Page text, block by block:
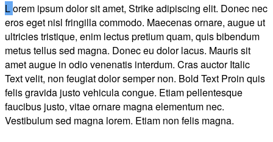
Lorem ipsum dolor sit amet, Strike adipiscing elit. Donec nec
eros eget nisl fringilla commodo. Maecenas ornare, augue ut
ultricies tristique, enim lectus pretium quam, quis bibendum
metus tellus sed magna. Donec eu dolor lacus. Mauris sit
amet augue in odio venenatis interdum. Cras auctor Italic
Text velit, non feugiat dolor semper non. Bold Text Proin quis
felis gravida justo vehicula congue. Etiam pellentesque
faucibus justo, vitae ornare magna elementum nec.
Vestibulum sed magna lorem. Etiam non felis magna.